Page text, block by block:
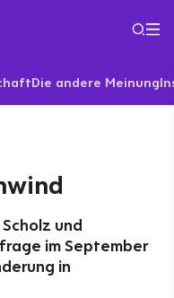
Die andere Meinung
und
im September
in